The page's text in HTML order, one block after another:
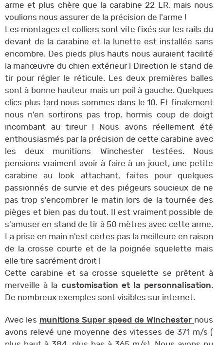
arme et plus chère que la carabine 22 LR, mais nous
voulions nous assurer de la précision de l'arme !
Les montages et colliers sont vite fixés sur les rails du
devant de la carabine et la lunette est installée sans
encombre. Des pieds plus hauts nous auraient facilité
la manœuvre du chien extérieur ! Direction le stand de
tir pour régler le réticule. Les deux premières balles
sont à bonne hauteur mais un poil à gauche. Quelques
clics plus tard nous sommes dans le 10. Et finalement
nous n'en sortirons pas trop, hormis coup de doigt
incombant au tireur ! Nous avons réellement été
enthousiasmés par la précision de cette carabine avec
les deux munitions Winchester testées. Nous
pensions vraiment avoir à faire à un jouet, une petite
carabine au look attachant, faites pour quelques
passionnés de survie et des piégeurs soucieux de ne
pas trop s'encombrer le matin lors de la tournée des
pièges et bien pas du tout. Il est vraiment possible de
s'amuser en stand de tir à 50 mètres avec cette arme.
La prise en main n'est certes pas la meilleure en raison
de la crosse courte et de la poignée squelette mais
elle tire sacrément droit !
Cette carabine et sa crosse squelette se prêtent à
merveille à la customisation et la personnalisation.
De nombreux exemples sont visibles sur internet.
Avec les munitions Super speed de Winchester nous
avons relevé une moyenne des vitesses de 371 m/s (